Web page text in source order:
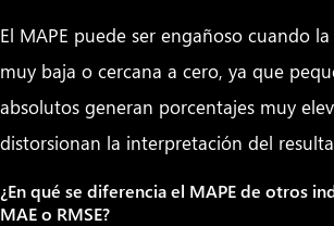
El MAPE puede ser engañoso cuando
muy baja o cercana a cero, ya que
absolutos generan porcentajes muy
distorsionan la interpretación del
¿En qué se diferencia el MAPE de otros
MAE o RMSE?